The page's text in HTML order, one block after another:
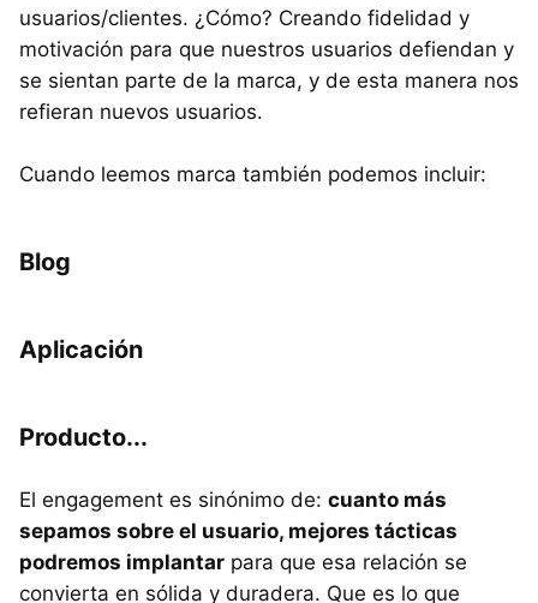
usuarios/clientes. ¿Cómo? Creando fidelidad y
motivación para que nuestros usuarios defiendan y
se sientan parte de la marca, y de esta manera nos
refieran nuevos usuarios.
Cuando leemos marca también podemos incluir:
Blog
Aplicación
Producto...
El engagement es sinónimo de: cuanto más
sepamos sobre el usuario, mejores tácticas
podremos implantar para que esa relación se
convierta en sólida y duradera. Que es lo que